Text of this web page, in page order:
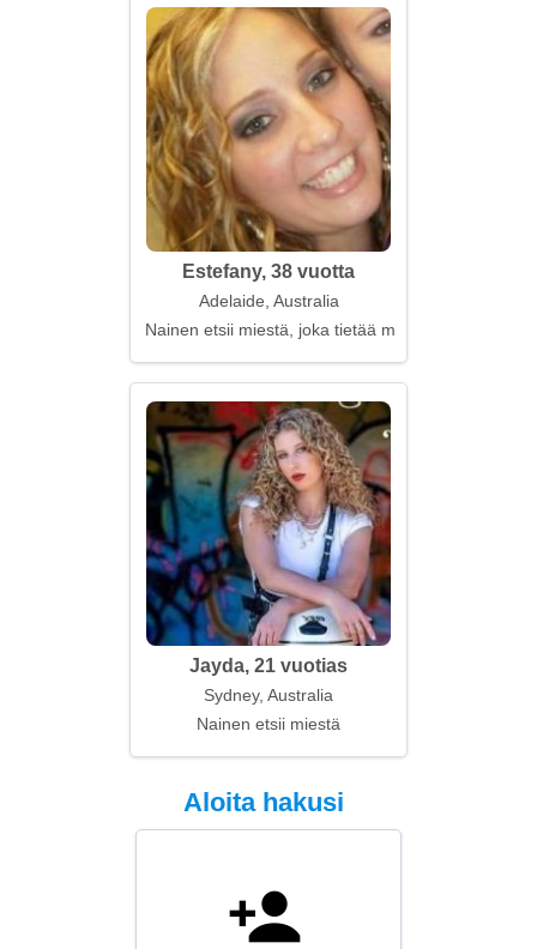
Estefany, 38 vuotta
Adelaide, Australia
Nainen etsii miestä, joka tietää mitä haluaa
Jayda, 21 vuotias
Sydney, Australia
Nainen etsii miestä
Aloita hakusi